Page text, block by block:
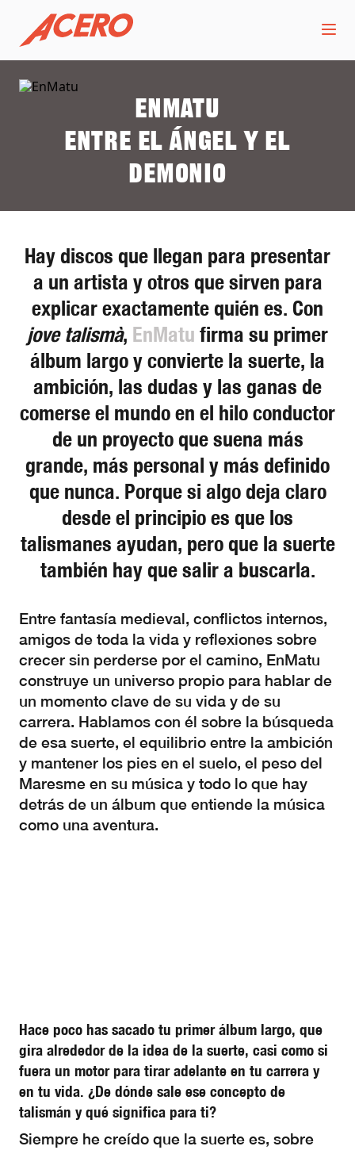
EnMatu
Entre el ángel y el
demonio
Hay discos que llegan para presentar
a un artista y otros que sirven para
explicar exactamente quién es. Con
jove talismà, EnMatu firma su primer
álbum largo y convierte la suerte, la
ambición, las dudas y las ganas de
comerse el mundo en el hilo conductor
de un proyecto que suena más
grande, más personal y más definido
que nunca. Porque si algo deja claro
desde el principio es que los
talismanes ayudan, pero que la suerte
también hay que salir a buscarla.
Entre fantasía medieval, conflictos internos,
amigos de toda la vida y reflexiones sobre
crecer sin perderse por el camino, EnMatu
construye un universo propio para hablar de
un momento clave de su vida y de su
carrera. Hablamos con él sobre la búsqueda
de esa suerte, el equilibrio entre la ambición
y mantener los pies en el suelo, el peso del
Maresme en su música y todo lo que hay
detrás de un álbum que entiende la música
como una aventura.
Hace poco has sacado tu primer álbum largo, que
gira alrededor de la idea de la suerte, casi como si
fuera un motor para tirar adelante en tu carrera y
en tu vida. ¿De dónde sale ese concepto de
talismán y qué significa para ti?
Siempre he creído que la suerte es, sobre